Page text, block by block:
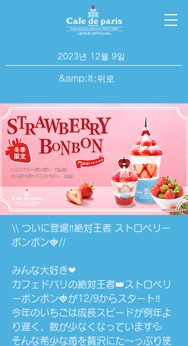
2023년 12월 9일
&amp;lt;뒤로
\\ ついに登場‼️絶対王者 ストロベリー
ボンボン🍓//
みんな大好き❤
カフェドパリの絶対王者👑ストロベリ
ーボンボン🍓が12/9からスタート‼️
今年のいちごは成長スピードが例年よ
り遅く、数が少なくなっています💦
そんな希少な苺を贅沢にた〜っぷり使